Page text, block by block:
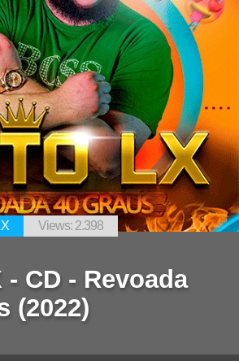
- CD - Revoada
(2022)
Views: 2.398